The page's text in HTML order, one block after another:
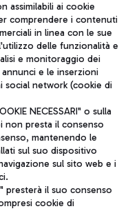
a direzione e
Roma 13032990155 P.
assimilabili ai cookie
comprendere i contenuti
in linea con le sue
delle funzionalità e
e monitoraggio dei
e le inserzioni
social network (cookie di
NECESSARI" o sulla
non presta il consenso
mantenendo le
sul suo dispositivo
sul sito web e i
presterà il suo consenso
cookie di